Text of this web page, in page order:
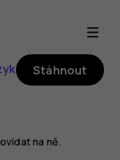
Stáhnout
na ně.